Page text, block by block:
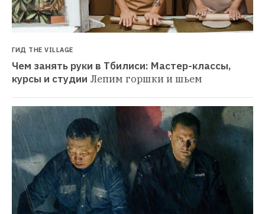
ГИД THE VILLAGE
Чем занять руки в Тбилиси: Мастер-классы,
курсы и студии Лепим горшки и шьем